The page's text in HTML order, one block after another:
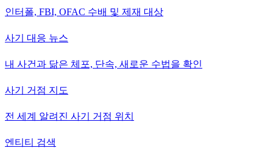
인터폴, FBI, OFAC 수배 및 제재 대상
사기 대응 뉴스
내 사건과 닮은 체포, 단속, 새로운 수법을 확인
사기 거점 지도
전 세계 알려진 사기 거점 위치
엔티티 검색